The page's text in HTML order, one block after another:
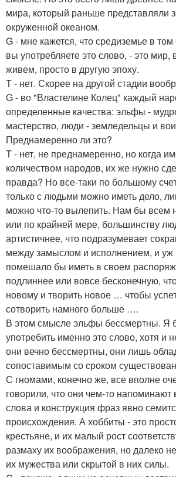
мира, который раньше представляли
окруженной океаном.
G - мне кажется, что средиземье в
вы употребляете это слово, - это
живем, просто в другую эпоху.
T - нет. Скорее на другой стадии
G - во "Властелине Колец" каждый
определенные качества: эльфы -
мастерство, люди - земледельцы и
Преднамеренно ли это?
T - нет, не преднамеренно, но когда
количеством народов, их же нужно
правда? Но все-таки по большому
только с людьми можно иметь дело,
можно что-то вылепить. Нам бы всем
или по крайней мере, большинству
артистичнее, что подразумевает
между замыслом и исполнением, и уж
помешало бы иметь в своем
подлиннее или вовсе бесконечную,
новому и творить новое … чтобы
сотворить намного больше ….
В этом смысле эльфы бессмертны. Я
употребить именно это слово, хотя и
они вечно бессмертны, они лишь
сопоставимым со сроком
С гномами, конечно же, все вполне
говорили, что они чем-то
слова и конструкция фраз явно
происхождения. А хоббиты - это
крестьяне, и их малый рост
размаху их воображения, но далеко
их мужества или скрытой в них силы.